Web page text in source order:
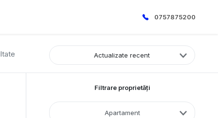
0757875200
Actualizate recent
Filtrare proprietăți
Apartament